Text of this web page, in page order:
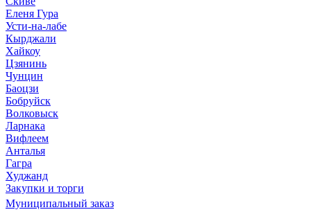
Еленя Гура
Усти-на-лабе
Кырджали
Хайкоу
Цзянинь
Чунцин
Баоцзи
Бобруйск
Волковыск
Ларнака
Вифлеем
Анталья
Гагра
Худжанд
Закупки и торги
Муниципальный заказ